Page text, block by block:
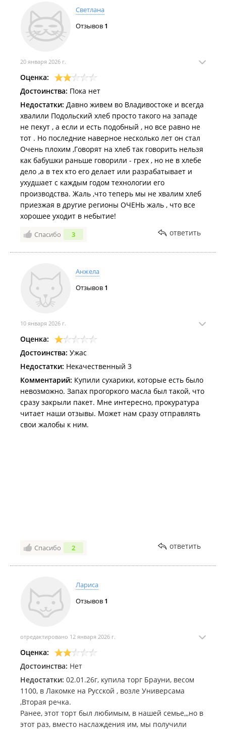
Светлана
Отзывов 1
20 января 2026 г.
Оценка:
Достоинства: Пока нет
Недостатки: Давно живем во Владивостоке и всегда
хвалили Подольский хлеб просто такого на западе
не пекут , а если и есть подобный , но все равно не
тот . Но последние наверное несколько лет он стал
Очень плохим ,Говорят на хлеб так говорить нельзя
как бабушки раньше говорили - грех , но не в хлебе
дело ,а в тех кто его делает или разрабатывает и
ухудшает с каждым годом технологии его
производства. Жаль ,что теперь мы не хвалим хлеб
приезжая в другие регионы ОЧЕНЬ жаль , что все
хорошее уходит в небытие!
Спасибо 3 ответить
Анжела
Отзывов 1
10 января 2026 г.
Оценка:
Достоинства: Ужас
Недостатки: Некачественный 3
Комментарий: Купили сухарики, которые есть было
невозможно. Запах прогоркого масла был такой, что
сразу закрыли пакет. Мне интересно, прокуратура
читает наши отзывы. Может нам сразу отправлять
свои жалобы к ним.
Спасибо 2 ответить
Лариса
Отзывов 1
отредактировано 12 января 2026 г.
Оценка:
Достоинства: Нет
Недостатки: 02.01.26г, купила торг Брауни, весом
1100, в Лакомке на Русской , возле Универсама
,Вторая речка.
Ранее, этот торт был любимым, в нашей семье,,,но в
этот раз, вместо наслаждения им, мы получили